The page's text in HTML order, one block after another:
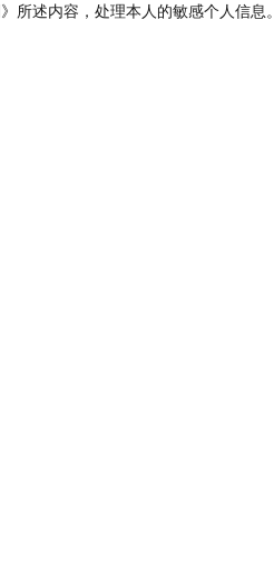
所述内容，处理本人的敏感个人信息。